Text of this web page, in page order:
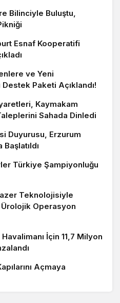
Bilinciyle Buluştu,
Esnaf Kooperatifi
ve Yeni
Paketi Açıklandı!
Kaymakam
Sahada Dinledi
Duyurusu, Erzurum
Başlatıldı
Türkiye Şampiyonluğu
Teknolojisiyle
Operasyon
İçin 11,7 Milyon
Açmaya